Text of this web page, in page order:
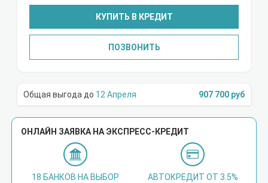
КУПИТЬ В КРЕДИТ
ПОЗВОНИТЬ
12 Апреля 907 700 руб
ОНЛАЙН ЗАЯВКА НА ЭКСПРЕСС-КРЕДИТ
18 БАНКОВ НА ВЫБОР АВТОКРЕДИТ ОТ 3.5%